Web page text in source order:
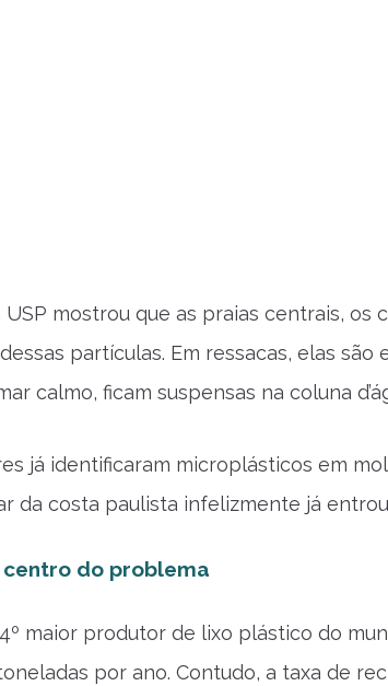
USP mostrou que as praias centrais,
partículas. Em ressacas, elas
calmo, ficam suspensas na coluna
já identificaram microplásticos em
da costa paulista infelizmente já
centro do problema
maior produtor de lixo plástico do
por ano. Contudo, a taxa de